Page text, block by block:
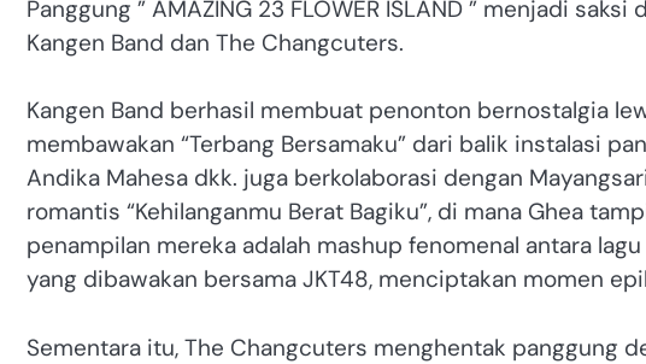
Panggung ” AMAZING 23 FLOWER ISLAND ” menjadi
Kangen Band dan The Changcuters.
Kangen Band berhasil membuat penonton bernostalgia
membawakan “Terbang Bersamaku” dari balik instalasi
Andika Mahesa dkk. juga berkolaborasi dengan
romantis “Kehilanganmu Berat Bagiku”, di mana Ghea
penampilan mereka adalah mashup fenomenal antara lagu
yang dibawakan bersama JKT48, menciptakan momen
Sementara itu, The Changcuters menghentak panggung